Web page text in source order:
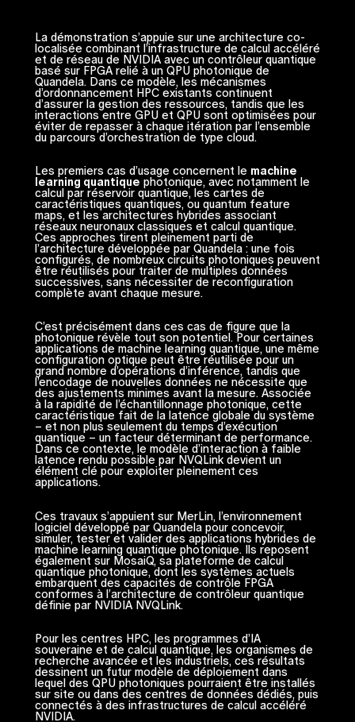
La démonstration s’appuie sur une architecture co-
localisée combinant l’infrastructure de calcul accéléré
et de réseau de NVIDIA avec un contrôleur quantique
basé sur FPGA relié à un QPU photonique de
Quandela. Dans ce modèle, les mécanismes
d’ordonnancement HPC existants continuent
d’assurer la gestion des ressources, tandis que les
interactions entre GPU et QPU sont optimisées pour
éviter de repasser à chaque itération par l’ensemble
du parcours d’orchestration de type cloud.
Les premiers cas d’usage concernent le machine
learning quantique photonique, avec notamment le
calcul par réservoir quantique, les cartes de
caractéristiques quantiques, ou quantum feature
maps, et les architectures hybrides associant
réseaux neuronaux classiques et calcul quantique.
Ces approches tirent pleinement parti de
l’architecture développée par Quandela : une fois
configurés, de nombreux circuits photoniques peuvent
être réutilisés pour traiter de multiples données
successives, sans nécessiter de reconfiguration
complète avant chaque mesure.
C’est précisément dans ces cas de figure que la
photonique révèle tout son potentiel. Pour certaines
applications de machine learning quantique, une même
configuration optique peut être réutilisée pour un
grand nombre d’opérations d’inférence, tandis que
l’encodage de nouvelles données ne nécessite que
des ajustements minimes avant la mesure. Associée
à la rapidité de l’échantillonnage photonique, cette
caractéristique fait de la latence globale du système
– et non plus seulement du temps d’exécution
quantique – un facteur déterminant de performance.
Dans ce contexte, le modèle d’interaction à faible
latence rendu possible par NVQLink devient un
élément clé pour exploiter pleinement ces
applications.
Ces travaux s’appuient sur MerLin, l’environnement
logiciel développé par Quandela pour concevoir,
simuler, tester et valider des applications hybrides de
machine learning quantique photonique. Ils reposent
également sur MosaiQ, sa plateforme de calcul
quantique photonique, dont les systèmes actuels
embarquent des capacités de contrôle FPGA
conformes à l’architecture de contrôleur quantique
définie par NVIDIA NVQLink.
Pour les centres HPC, les programmes d’IA
souveraine et de calcul quantique, les organismes de
recherche avancée et les industriels, ces résultats
dessinent un futur modèle de déploiement dans
lequel des QPU photoniques pourraient être installés
sur site ou dans des centres de données dédiés, puis
connectés à des infrastructures de calcul accéléré
NVIDIA.